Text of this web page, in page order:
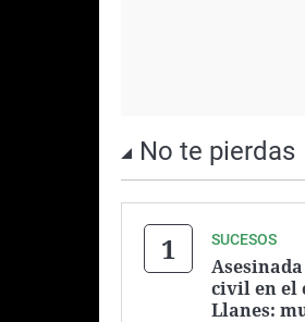
No te pierdas
SUCESOS
civil en el
Llanes: